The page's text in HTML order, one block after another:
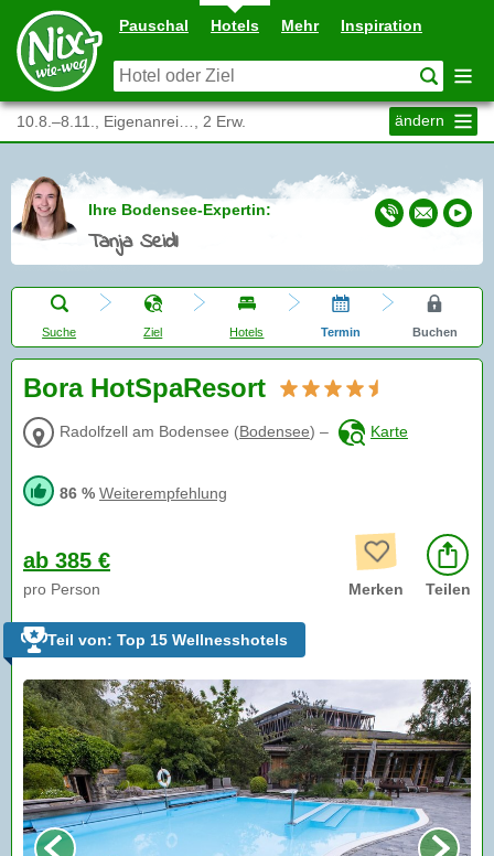
Pauschal Hotels Mehr Inspiration
10.8.–8.11., Eigenanrei…, 2 Erw. ändern
Ihre Bodensee-Expertin:
Tanja Seidl
Suche Ziel Hotels Termin Buchen
Bora HotSpaResort
Radolfzell am Bodensee (Bodensee) – Karte
86 % Weiterempfehlung
ab 385 €
pro Person Merken Teilen
Teil von: Top 15 Wellnesshotels